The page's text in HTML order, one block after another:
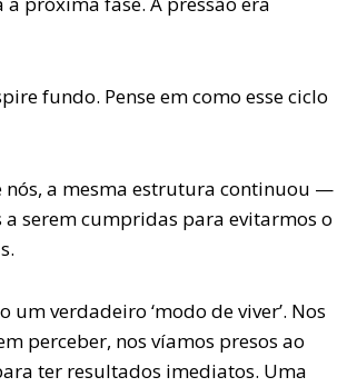
fundo. Pense em como esse ciclo
a mesma estrutura continuou —
a serem cumpridas para evitarmos o
um verdadeiro ‘modo de viver’. Nos
perceber, nos víamos presos ao
ter resultados imediatos. Uma